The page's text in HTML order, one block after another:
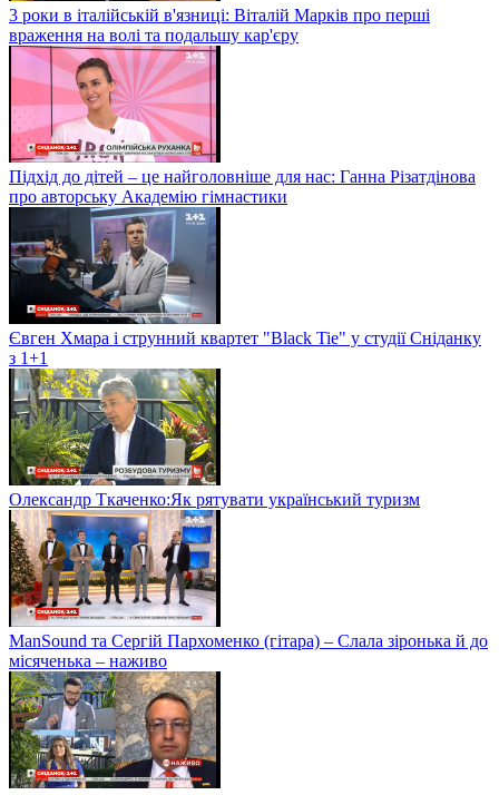
3 роки в італійській в'язниці: Віталій Марків про перші
враження на волі та подальшу кар'єру
Підхід до дітей – це найголовніше для нас: Ганна Різатдінова
про авторську Академію гімнастики
Євген Хмара і струнний квартет "Black Tie" у студії Сніданку
з 1+1
Олександр Ткаченко:Як рятувати український туризм
ManSound та Сергій Пархоменко (гітара) – Слала зіронька й до
місяченька – наживо